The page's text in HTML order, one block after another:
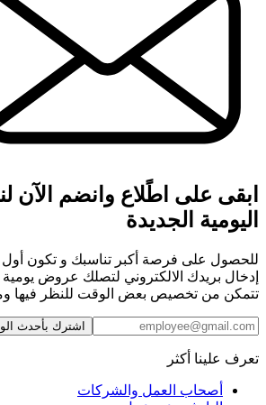
ابقى على اطًلاع وانضم الآن
اليومية الجديدة
للحصول على فرصة أكبر تناسبك و تكون أول
إدخال بريدك الالكتروني لتصلك عروض
تتمكن من تخصيص بعض الوقت للنظر فيها
اشترك بأحدث
تعرف علينا أكثر
أصحاب العمل والشركات